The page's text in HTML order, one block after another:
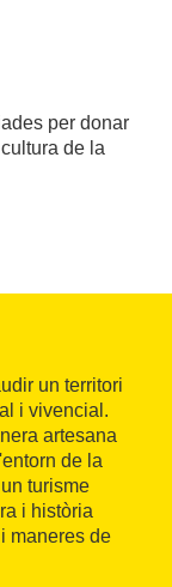
per donar
de la
un territori
i vivencial.
artesana
de la
turisme
i història
maneres de